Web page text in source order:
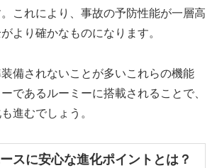
これにより、事故の予防性能が一層高
より確かなものになります。
備されないことが多いこれらの機能
であるルーミーに搭載されることで、
進むでしょう。
スに安心な進化ポイントとは？